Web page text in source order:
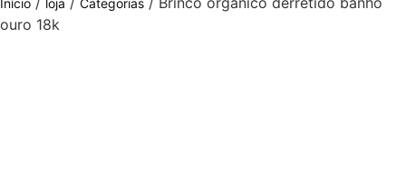
Início loja Categorias
ouro 18k